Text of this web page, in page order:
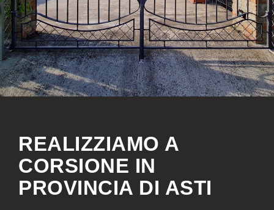
REALIZZIAMO A
CORSIONE IN
PROVINCIA DI ASTI